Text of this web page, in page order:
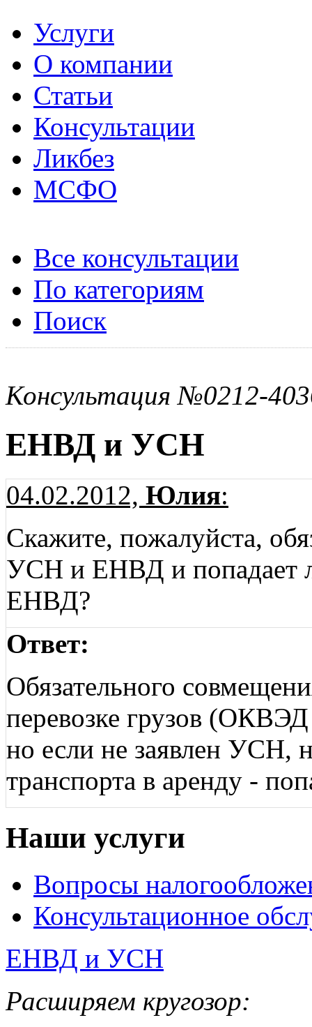
Услуги
О компании
Статьи
Консультации
Ликбез
МСФО
Все консультации
По категориям
Поиск
Консультация №0212-
ЕНВД и УСН
04.02.2012, Юлия:
Скажите, пожалуйста,
УСН и ЕНВД и попадает
ЕНВД?
Ответ:
Обязательного
перевозке грузов
но если не заявлен УСН,
транспорта в аренду -
Наши услуги
Вопросы
Консультационное
ЕНВД и УСН
Расширяем кругозор: